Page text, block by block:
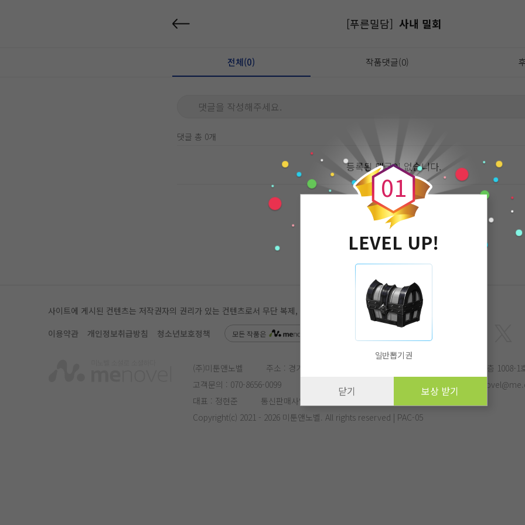
[푸른밀담] 사내 밀회
전체(0) 작품댓글(0)
댓글을 작성해주세요.
댓글 총 0개
등록된 댓글이 없습니다.
0
0
1
LEVEL UP!
일반뽑기권
닫기 보상 받기
사이트에 게시된 컨텐츠는 저작권자의 권리가 있는 컨텐츠로서 무단 복제, 전송, 수정, 배포는 법적 처벌을 받을 수 있습니다.
이용약관
개인정보취급방침 청소년보호정책 모든 작품은 에서 더 편리하게 감상하실 수 있습니다.
(주)미툰앤노벨 주소 : 경기도 성남시 분당구 삼평동 682번지 유스페이스2 B동 10층 1008-1
고객문의 : 070-8656-0099 menovel@me.co.kr 작가문의 :
대표 : 정현준
통신판매사업자번호 : 제 2017-성남분당-1125호
Copyright(c) 2021 - 2026 미툰앤노벨. All rights reserved | PAC-05